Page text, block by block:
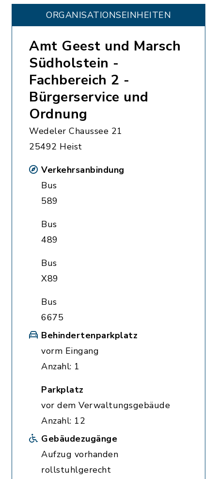
ORGANISATIONS­EINHEITEN
Amt Geest und Marsch
Südholstein -
Fachbereich 2 -
Bürgerservice und
Ordnung
Wedeler Chaussee 21
25492 Heist
Verkehrsanbindung
Bus
589
Bus
489
Bus
X89
Bus
6675
Behindertenparkplatz
vorm Eingang
Anzahl: 1
Parkplatz
vor dem Verwaltungsgebäude
Anzahl: 12
Gebäudezugänge
Aufzug vorhanden
rollstuhlgerecht